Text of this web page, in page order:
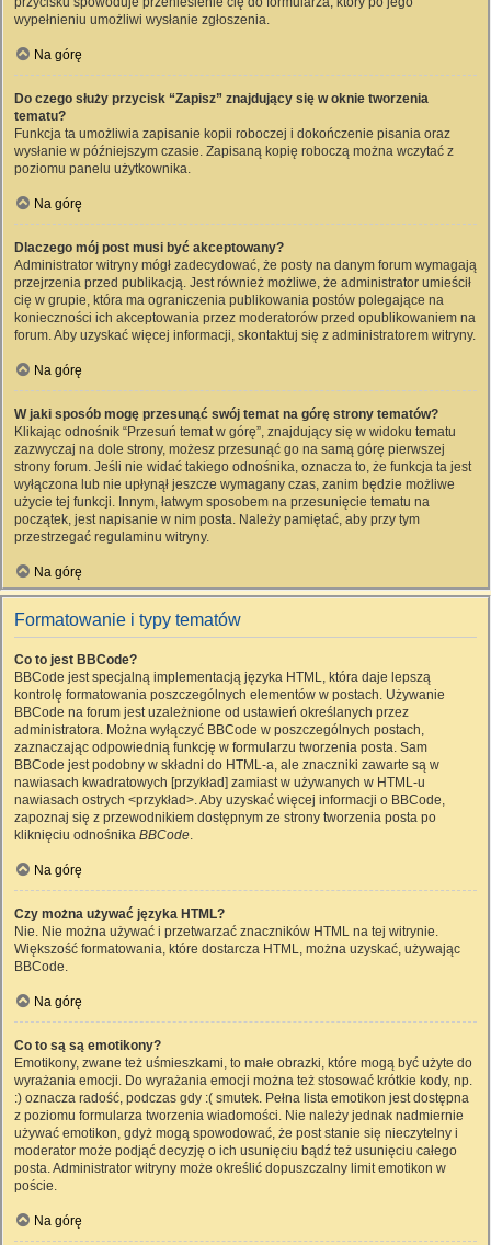
wypełnieniu umożliwi wysłanie zgłoszenia.
Na górę
Do czego służy przycisk “Zapisz” znajdujący się w oknie tworzenia
tematu?
Funkcja ta umożliwia zapisanie kopii roboczej i dokończenie pisania oraz
wysłanie w późniejszym czasie. Zapisaną kopię roboczą można wczytać z
poziomu panelu użytkownika.
Na górę
Dlaczego mój post musi być akceptowany?
Administrator witryny mógł zadecydować, że posty na danym forum wymagają
przejrzenia przed publikacją. Jest również możliwe, że administrator umieścił
cię w grupie, która ma ograniczenia publikowania postów polegające na
konieczności ich akceptowania przez moderatorów przed opublikowaniem na
forum. Aby uzyskać więcej informacji, skontaktuj się z administratorem witryny.
Na górę
W jaki sposób mogę przesunąć swój temat na górę strony tematów?
Klikając odnośnik “Przesuń temat w górę”, znajdujący się w widoku tematu
zazwyczaj na dole strony, możesz przesunąć go na samą górę pierwszej
strony forum. Jeśli nie widać takiego odnośnika, oznacza to, że funkcja ta jest
wyłączona lub nie upłynął jeszcze wymagany czas, zanim będzie możliwe
użycie tej funkcji. Innym, łatwym sposobem na przesunięcie tematu na
początek, jest napisanie w nim posta. Należy pamiętać, aby przy tym
przestrzegać regulaminu witryny.
Na górę
Formatowanie i typy tematów
Co to jest BBCode?
BBCode jest specjalną implementacją języka HTML, która daje lepszą
kontrolę formatowania poszczególnych elementów w postach. Używanie
BBCode na forum jest uzależnione od ustawień określanych przez
administratora. Można wyłączyć BBCode w poszczególnych postach,
zaznaczając odpowiednią funkcję w formularzu tworzenia posta. Sam
BBCode jest podobny w składni do HTML-a, ale znaczniki zawarte są w
nawiasach kwadratowych [przykład] zamiast w używanych w HTML-u
nawiasach ostrych <przykład>. Aby uzyskać więcej informacji o BBCode,
zapoznaj się z przewodnikiem dostępnym ze strony tworzenia posta po
kliknięciu odnośnika BBCode.
Na górę
Czy można używać języka HTML?
Nie. Nie można używać i przetwarzać znaczników HTML na tej witrynie.
Większość formatowania, które dostarcza HTML, można uzyskać, używając
BBCode.
Na górę
Co to są są emotikony?
Emotikony, zwane też uśmieszkami, to małe obrazki, które mogą być użyte do
wyrażania emocji. Do wyrażania emocji można też stosować krótkie kody, np.
:) oznacza radość, podczas gdy :( smutek. Pełna lista emotikon jest dostępna
z poziomu formularza tworzenia wiadomości. Nie należy jednak nadmiernie
używać emotikon, gdyż mogą spowodować, że post stanie się nieczytelny i
moderator może podjąć decyzję o ich usunięciu bądź też usunięciu całego
posta. Administrator witryny może określić dopuszczalny limit emotikon w
poście.
Na górę